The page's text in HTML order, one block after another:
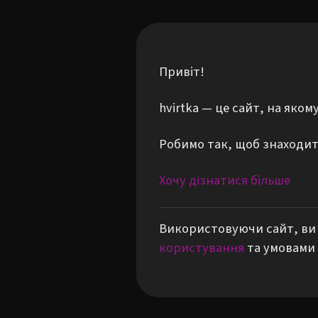
Привіт!
hvirtka — це сайт, на
Робимо так, щоб
Хочу дізнатися більше
Використовуючи сайт,
користування та умовами